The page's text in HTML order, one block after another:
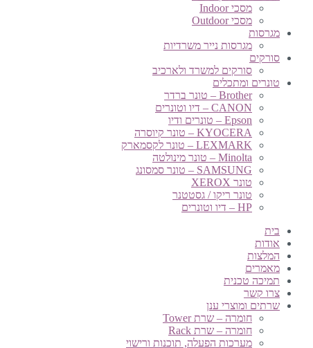
מסכי Indoor
מסכי Outdoor
מגרסות
מגרסות נייר משרדיות
סורקים
סורקים למשרד ולארכיב
טונרים ומתכלים
Brother – טונר ברדר
CANON – דיו וטונרים
Epson – טונרים ודיו
KYOCERA – טונר קיוסרה
LEXMARK – טונר לקסמארק
Minolta – טונר מינולטה
SAMSUNG – טונר סמסונג
טונר XEROX
טונר ריקו / גסטטנר
HP – דיו וטונרים
בית
אודות
המלצות
מאמרים
תמיכה טכנית
צרו קשר
שרתים ומוצרי ענן
חומרה – שרת Tower
חומרה – שרת Rack
מערכות הפעלה, תוכנות ורישוי